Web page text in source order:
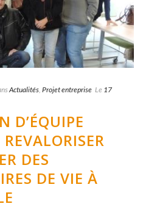
Actualités Projet entreprise Le 17
D’ÉQUIPE
DES
DE VIE À